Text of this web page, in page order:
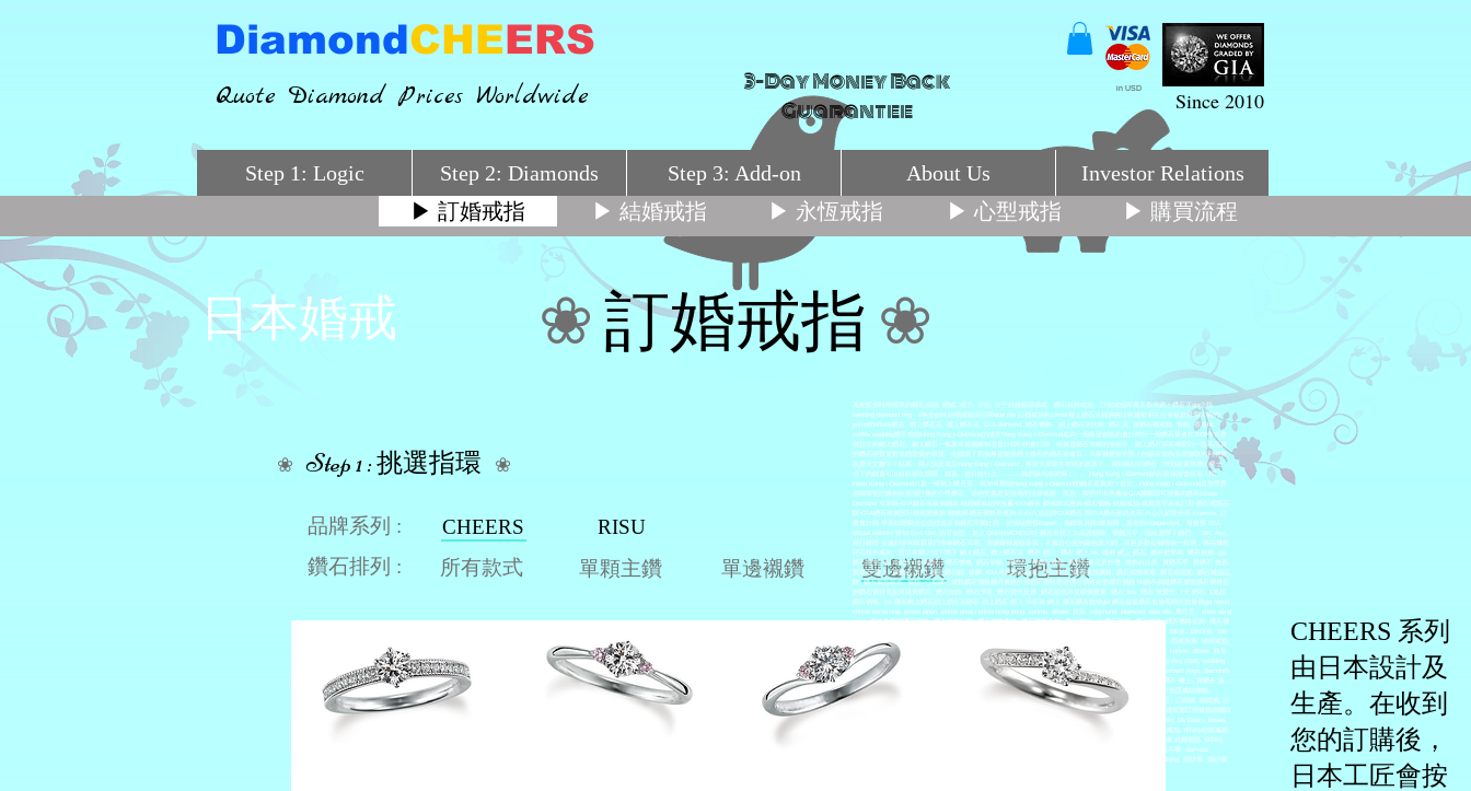
DiamondCHEERS
Quote Diamond Prices Worldwide
3-Day Money Back
Guarantee
in USD Since 2010
Step 1: Logic Step 2: Diamonds Step 3: Add-on About Us
Investor Relations
▶ 初階客戶
▶ 結婚戒指 ▶ 永恆戒指
▶ 訂婚戒指 ▶ 心型戒指 ▶ 購買流程
❀訂婚戒指 ❀
日本婚戒
❀ Step 1 : 挑選指環 ❀
品牌系列 :
鑽石排列 :
CHEERS
所有款式
RISU
單顆主鑽
單邊襯鑽 雙邊襯鑽 環抱主鑽
為您提供時尚精美的鑽石戒指, 鑽戒, 戒子, 介指, 介子結婚指環婚戒、鑽石結婚戒指、訂婚戒指專賣店香港網上鑽石店gia介指
wedding diamond ring，18k金gold 結婚戒指環品牌blue nile 訂婚戒指托cartier樓上鑽石店鋪價格比較趨勢周生生等級批發周大福的I
primo的tiffany鑽石, 網上鑽石店, 樓上鑽石店, GIA diamond, 鑽石價格, 網上鑽石店比較, 鑽石店, 買鑽石婚戒指, 首飾, 香港hk,
esdlife wedding鑽石戒指Hong Kong I-Diamond的成立Hong Kong I-Diamond是由一個希望創業的會計師與一個鑽石業者在2008年在香
港設立的網上鑽石。網上鑽石一個原本是國際知名會計師行的會計師，在挑選鑽石求婚的過程中，網上鑽石深深感受到一顆高品質
的鑽石絕對是對未婚妻愛的承諾。他認識了那個希望創業網上鑽石的鑽石業者后，大家都覺得市面上的鑽石首飾店所賺取的利潤實
在是天文數字！結果，兩人決定成立Hong Kong I-Diamond，希望大家能在有限的資源下，買到最好的鑽石（特別是要求婚的男士，
省下的錢還可以好好用在婚禮、婚宴、蜜月旅行上………..我們身同感受啊！）。 Hong Kong I-Diamond的品質保證曾經有人問，
Hong Kong I-Diamond只是一家網上鑽石店。我如何相信Hong Kong I-Diamond的鑽石是真的？首先，Hong Kong I-Diamond是按照香
港商業登記條例在香港註冊的公司鑽石。你的交易是受香港的法律保護。而且，我們只出售擁有GIA國際認可證書的鑽石Difeee
Diamond 可靠嗎-GIA鑽石等級價錢表-結婚鑽戒品牌推薦-GIA鑽石-鑽戒款式推薦-鑽石價格-結婚戒指-戒指寬窄高低訂製-鑽石戒指品
牌-GIA鑽石珠寶設計婚戒推薦款-婚戒網-鑽石價格表查詢-八心八箭品牌GIA鑽石-買GIA鑽石必訪名店-八心八顧客分享 Frances, 註
冊會計師 早前結婚我老公話想送多個鑽石吊嘴比我，但係結婚係Expert，個銷售員講0麥都得，原全唔Independent。最後係 GIA
official website 得知 GIA Cert 的可信性，加上 DiamondCHEERS 鑽石有第三方品質檢驗，價錢又平，因此選擇了她們。 Ms. Ava
銀行經理 去過好多間珠寶店門市睇鑽石耳環，個價錢都差唔多貴，又無合心意的顏色及大細，而且多數石都唔係一粒過，係由幾粒
碎石組合成的。所以在網上試下問下 網上鑽石, 網上鑽石店, 鑽石 網上, 鑽石 網上 hk, 香港 網上 鑽石, 鑽石批發商, 鑽石批發, gia
鑽石批發, gia report check鑽石, 鑽石價格, 鑽石等級, 買鑽石, 買鑽石戒指, 買鑽石要注意什麼, 買鑽石注意, 買鑽石平, 買鑽石 推薦,
買鑽石 樓上, 買鑽石 澳門, 樓上鑽石鋪, 祼鑽, GIA天然鑽石鑽戒, 鑽石戒指, 鑽石戒指價格, 鑽石戒指香港, 鑽石戒指托, 鑽石戒指品
牌, 鑽石戒指款式, 戒指, 心型鑽石戒指鑽石價格鑽石價格計算鑽石價格香港鑽石價格走勢鑽石價錢 hk鑽石價錢鑽石價值鑽石價格查
詢鑽石價目表如何購買鑽石, 鑽石知識, 鑽石凈度, 鑽石螢光反應, 鑽石顏色淨度哪個重要, 鑽石 3ex, 鑽石 無螢光, 1卡 鑽石, 1克拉
鑽石價格, 1ct 鑽石網上鑽石網上鑽石店鑽石 網上鑽石 網上 hk香港 網上 鑽石鑽石批發gia 鑽石批發鑽石批發商鑽石批發價gia report
checki primo ring, iprimo japan, iprimo price,i primo hong kong, i-primo, difeee, 狄菲, i-diamond, idiamond, blue nile ,周生生, chow sang
sang, 周生生官网鑽石價格, 鑽石價格計算, 鑽石價格香港, 鑽石價格走勢, 鑽石價錢, hk鑽石價錢, 鑽石價值, 鑽石價格查詢, 鑽石價
目表鑽石知識, 鑽石等級, 買鑽石要注意什麼, 買鑽石注意, 買鑽石平, 買鑽石 推薦,GIA天然鑽石18k, 18k gold, 18k金, 18k白金, 18k
白金戒指, 18k鉑金, 婚戒指鑽戒, 鑽石戒指, 鑽石戒指價格, 鑽石戒指香港婚戒, 婚戒品牌, 婚戒物语, 婚戒价格, 婚戒推薦, 結婚戒指,
結婚戒指牌子, 結婚戒指價錢, 結婚戒指, tiffany結婚戒i primo ring, iprimo japan, iprimo price, i primo hong kong, i-primo, difeee, 狄菲,
i-diamond, idiamond, blue nile, 周生生, chow sang sang, 周生生官网gia diamond, diamond ring, wedding ring, ring size chart, wedding
ring, engagement ring, engagement gift, diamond gift, 日本婚介, 日本婚戒品牌, find an engagement ring, engagement rings, diamonds
鑽石, 鑽石價格, 鑽石等級, 買鑽石, 買鑽石戒指, 買鑽石要注意什麼, 買鑽石注意, 買鑽石平, 買鑽石 推薦, 買鑽石 樓上, 買鑽石 澳
門, 樓上鑽石鋪, 祼鑽, GIA天然鑽石chow tai fook, 周大福, 周大福官网, ctf, pandora, tiffany and co, cartier, 卡地亞戒指價錢,
diamania, tiffany rings, Alren Jewellery, SY Diamond, Lovebird Diamond, Jolie Creme訂婚戒指, 訂婚戒, 訂婚介子, 訂婚戒, 結婚戒, 訂
婚戒指價錢, 訂婚戒指跟結婚戒指訂婚戒指, 訂婚戒, 訂婚介子, 訂婚戒, 結婚戒, 訂婚戒指價錢, 訂婚戒指跟結婚戒指訂婚戒指價錢白
金, 鑽石, 結婚戒指環品牌 結婚戒, 結婚戒指價錢, 訂婚戒指跟結婚戒指Ns Luxury, MaBelle, Buy Diamond, mblife, De Beers, bloves,
Forever Couple婚戒, 婚戒品牌, 婚戒物语, 婚戒价格, 婚戒推薦, 結婚戒指, 結婚戒指牌子, 結婚戒指價錢, 結婚戒指, tiffany結婚戒婚
戒, 婚戒品牌, 婚戒物语, 婚戒价格, 婚戒推薦, 結婚戒指, 結婚戒指牌子, 結婚戒指價錢, 結婚戒指, tiffany結婚戒 結婚戒指, tiffany,
cartier結婚戒指價錢tiffany結婚戒婚戒推薦結婚戒指牌子訂婚戒指跟結婚戒指心型鑽石心型鑽戒鑽石耳環, 鑽石吊嘴, diamond
pendant, diamond earrings, pendantchow tai fook, 周大福, 周大福官网, ctf, pandora結婚指南, 商戶, esdlife wedding, 婚紗展, 婚紗攝
CHEERS 系列
由日本設計及
生產。在收到
您的訂購後，
日本工匠會按